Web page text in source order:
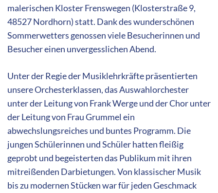
malerischen Kloster Frenswegen (Klosterstraße 9,
48527 Nordhorn) statt. Dank des wunderschönen
Sommerwetters genossen viele Besucherinnen und
Besucher einen unvergesslichen Abend.
Unter der Regie der Musiklehrkräfte präsentierten
unsere Orchesterklassen, das Auswahlorchester
unter der Leitung von Frank Werge und der Chor unter
der Leitung von Frau Grummel ein
abwechslungsreiches und buntes Programm. Die
jungen Schülerinnen und Schüler hatten fleißig
geprobt und begeisterten das Publikum mit ihren
mitreißenden Darbietungen. Von klassischer Musik
bis zu modernen Stücken war für jeden Geschmack